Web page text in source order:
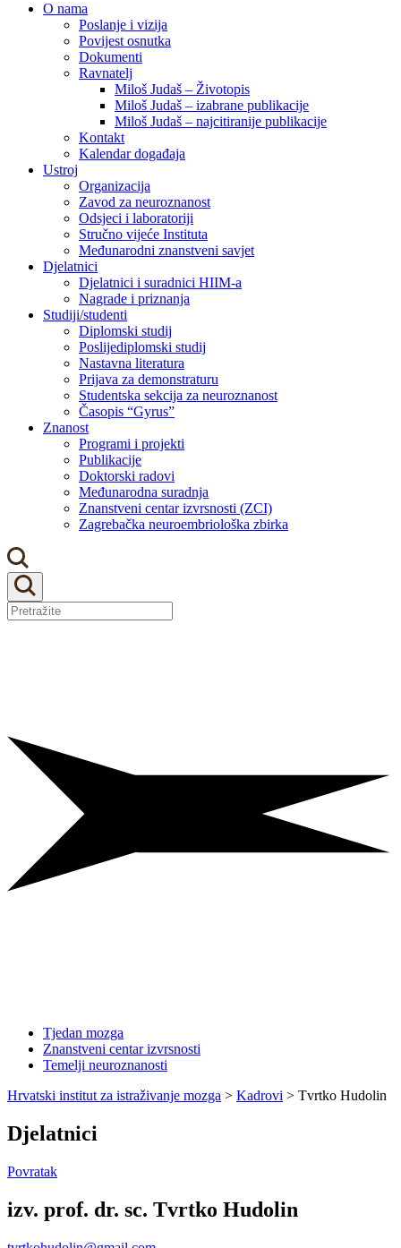
O nama
Poslanje i vizija
Povijest osnutka
Dokumenti
Ravnatelj
Miloš Judaš – Životopis
Miloš Judaš – izabrane publikacije
Miloš Judaš – najcitiranije publikacije
Kontakt
Kalendar događaja
Ustroj
Organizacija
Zavod za neuroznanost
Odsjeci i laboratoriji
Stručno vijeće Instituta
Međunarodni znanstveni savjet
Djelatnici
Djelatnici i suradnici HIIM-a
Nagrade i priznanja
Studiji/studenti
Diplomski studij
Poslijediplomski studij
Nastavna literatura
Prijava za demonstraturu
Studentska sekcija za neuroznanost
Časopis “Gyrus”
Znanost
Programi i projekti
Publikacije
Doktorski radovi
Međunarodna suradnja
Znanstveni centar izvrsnosti (ZCI)
Zagrebačka neuroembriološka zbirka
Tjedan mozga
Znanstveni centar izvrsnosti
Temelji neuroznanosti
Hrvatski institut za istraživanje mozga > Kadrovi > Tvrtko Hudolin
Djelatnici
Povratak
izv. prof. dr. sc. Tvrtko Hudolin